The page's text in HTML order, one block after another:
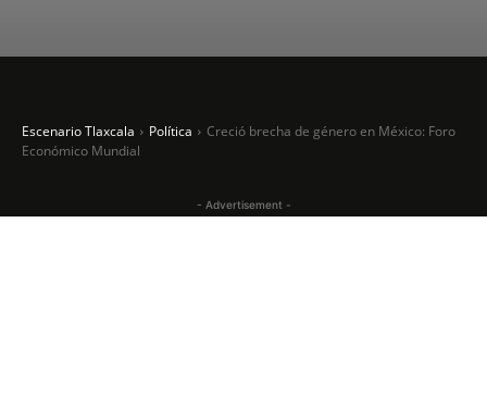
Escenario Tlaxcala Política
Creció brecha de género en México: Foro
Económico Mundial
- Advertisement -